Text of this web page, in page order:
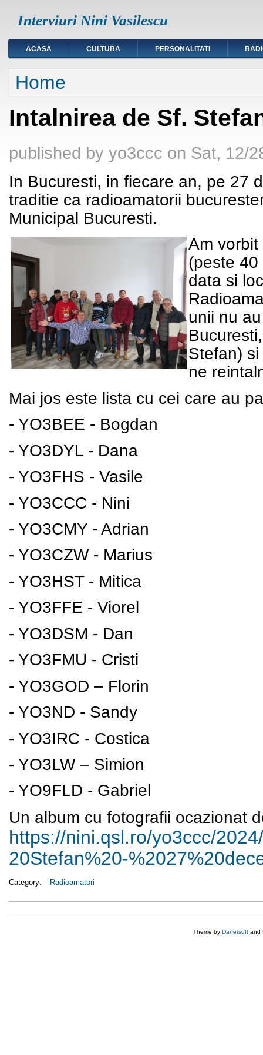
Interviuri Nini Vasilescu
ACASA CULTURA PERSONALITATI
You are here
Home
Intalnirea de Sf.
published by yo3ccc on Sat, 12/
In Bucuresti, in fiecare an, pe 27
traditie ca radioamatorii
Municipal Bucuresti.
Am
(peste
data si
unii nu
Stefan)
ne
Mai jos este lista cu cei care au
- YO3BEE - Bogdan
- YO3DYL - Dana
- YO3FHS - Vasile
- YO3CCC - Nini
- YO3CMY - Adrian
- YO3CZW - Marius
- YO3HST - Mitica
- YO3FFE - Viorel
- YO3DSM - Dan
- YO3FMU - Cristi
- YO3GOD – Florin
- YO3ND - Sandy
- YO3IRC - Costica
- YO3LW – Simion
- YO9FLD - Gabriel
Un album cu fotografii ocazionat
https://nini.qsl.ro/yo3ccc/
20Stefan%20-
Category: Radioamatori
Theme by Danetsoft and